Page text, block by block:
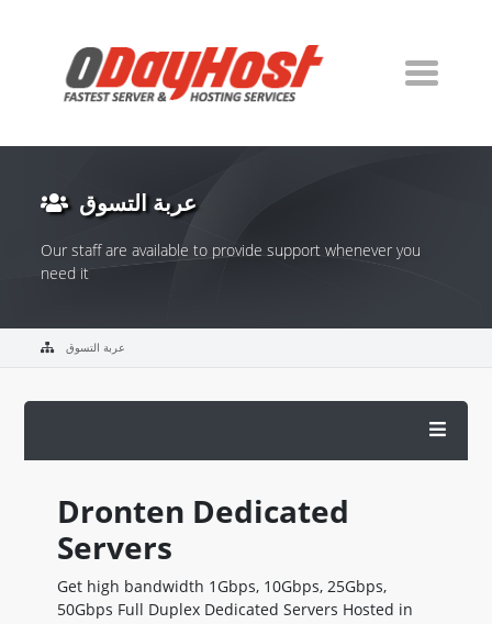
عربة التسوق
Our staff are available to provide support whenever you
need it
عربة التسوق
Dronten Dedicated
Servers
Get high bandwidth 1Gbps, 10Gbps, 25Gbps,
50Gbps Full Duplex Dedicated Servers Hosted in